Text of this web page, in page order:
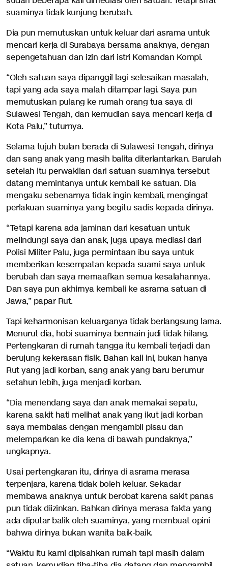
suaminya tidak kunjung berubah.
Dia pun memutuskan untuk keluar dari asrama untuk
mencari kerja di Surabaya bersama anaknya, dengan
sepengetahuan dan izin dari istri Komandan Kompi.
“Oleh satuan saya dipanggil lagi selesaikan masalah,
tapi yang ada saya malah ditampar lagi. Saya pun
memutuskan pulang ke rumah orang tua saya di
Sulawesi Tengah, dan kemudian saya mencari kerja di
Kota Palu,” tuturnya.
Selama tujuh bulan berada di Sulawesi Tengah, dirinya
dan sang anak yang masih balita diterlantarkan. Barulah
setelah itu perwakilan dari satuan suaminya tersebut
datang memintanya untuk kembali ke satuan. Dia
mengaku sebenarnya tidak ingin kembali, mengingat
perlakuan suaminya yang begitu sadis kepada dirinya.
“Tetapi karena ada jaminan dari kesatuan untuk
melindungi saya dan anak, juga upaya mediasi dari
Polisi Militer Palu, juga permintaan ibu saya untuk
memberikan kesempatan kepada suami saya untuk
berubah dan saya memaafkan semua kesalahannya.
Dan saya pun akhirnya kembali ke asrama satuan di
Jawa,” papar Rut.
Tapi keharmonisan keluarganya tidak berlangsung lama.
Menurut dia, hobi suaminya bermain judi tidak hilang.
Pertengkaran di rumah tangga itu kembali terjadi dan
berujung kekerasan fisik. Bahan kali ini, bukan hanya
Rut yang jadi korban, sang anak yang baru berumur
setahun lebih, juga menjadi korban.
“Dia menendang saya dan anak memakai sepatu,
karena sakit hati melihat anak yang ikut jadi korban
saya membalas dengan mengambil pisau dan
melemparkan ke dia kena di bawah pundaknya,”
ungkapnya.
Usai pertengkaran itu, dirinya di asrama merasa
terpenjara, karena tidak boleh keluar. Sekadar
membawa anaknya untuk berobat karena sakit panas
pun tidak diizinkan. Bahkan dirinya merasa fakta yang
ada diputar balik oleh suaminya, yang membuat opini
bahwa dirinya bukan wanita baik-baik.
“Waktu itu kami dipisahkan rumah tapi masih dalam